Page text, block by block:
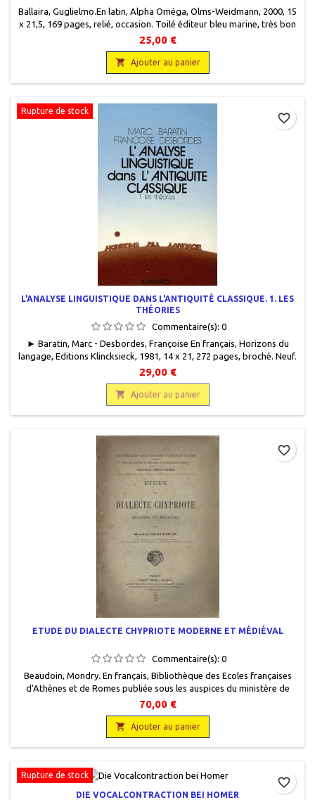
Ballaira, Guglielmo.En latin, Alpha Oméga, Olms-Weidmann, 2000, 15
x 21,5, 169 pages, relié, occasion. Toilé éditeur bleu marine, très bon
état.
25,00 €
 Ajouter au panier
Rupture de stock
L'ANALYSE LINGUISTIQUE DANS L'ANTIQUITÉ CLASSIQUE. 1. LES
THÉORIES
Commentaire(s): 0
► Baratin, Marc - Desbordes, Françoise En français, Horizons du
langage, Editions Klincksieck, 1981, 14 x 21, 272 pages, broché. Neuf.
9782252023310Non disponible
29,00 €
 Ajouter au panier
favorite_border
ETUDE DU DIALECTE CHYPRIOTE MODERNE ET MÉDIÉVAL
Commentaire(s): 0
Beaudoin, Mondry. En français, Bibliothèque des Ecoles françaises
d'Athènes et de Romes publiée sous les auspices du ministère de
l'Instruction publique. Fascicule trente-sixième, Ernest Thorin, 1884,
15,5 x 23, 148 pages, broché, occasion. Correct, couverture
défraîchie, non coupé, rousseurs éparses, papier légèrement jauni,
livre protégé par un plastique.
70,00 €
 Ajouter au panier
favorite_border
Rupture de stock
DIE VOCALCONTRACTION BEI HOMER
favorite_border